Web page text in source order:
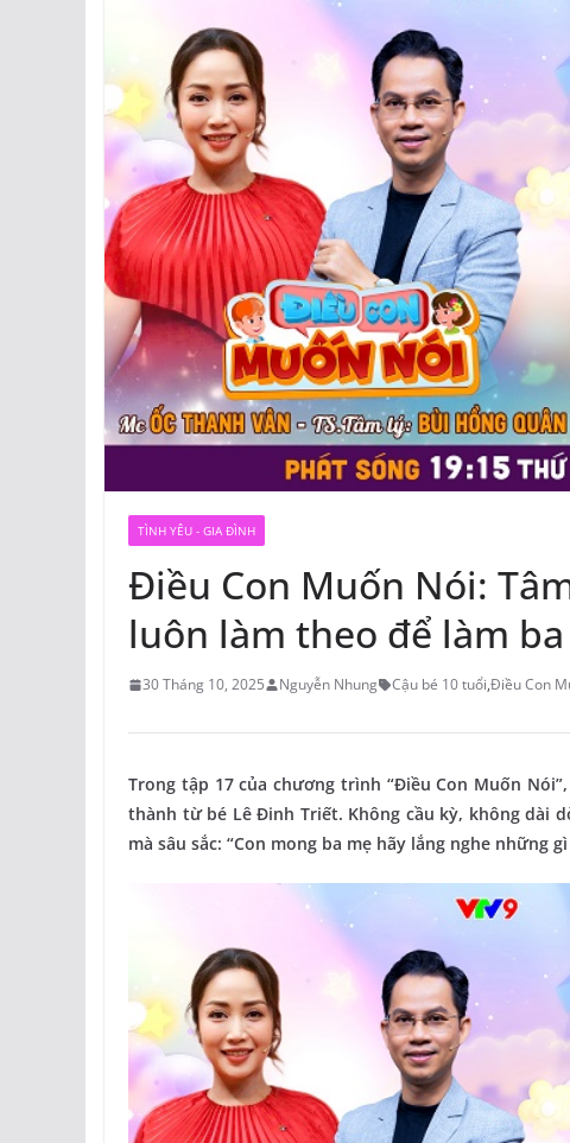
TÌNH YÊU - GIA ĐÌNH
Điều Con Muốn Nói:
luôn làm theo để làm
30 Tháng 10, 2025 Nguyễn Nhung Cậu bé 10 tuổi,Điều Con
Trong tập 17 của chương trình “Điều Con Muốn
thành từ bé Lê Đinh Triết. Không cầu kỳ, không dài
mà sâu sắc: “Con mong ba mẹ hãy lắng nghe những